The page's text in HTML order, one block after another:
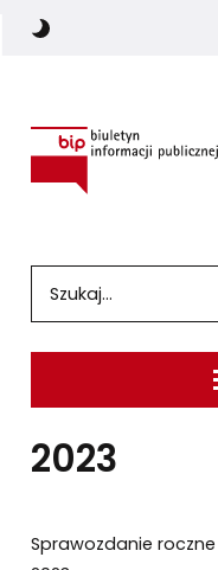
Włącz ciemny
Biuletyn Informacji
Wprowadź słowa,
2023
Sprawozdanie